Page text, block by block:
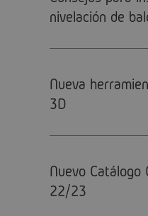
nivelación de
Nueva
3D
Nuevo
22/23